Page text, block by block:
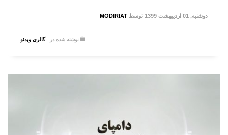
دوشنبه, 01 اردیبهشت 1399 توسط MODIRIAT
نوشته شده در : گالری ویدئو